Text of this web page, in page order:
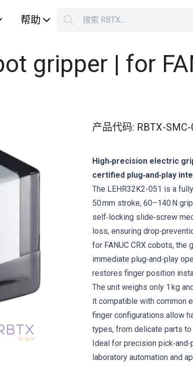
帮助 搜索 RBTX...
gripper | for
产品代码: RBTX-
High‑precision electric
certified plug‑and‑play
The LEHR32K2-051 is a
50 mm stroke, 60–140 N
self‑locking slide‑screw
loss, ensuring
for FANUC CRX cobots,
immediate plug‑and‑play
restores finger position
The unit weighs only 1 kg
it compatible with common
finger configurations allow
types, from delicate parts
Ideal for precision
laboratory automation and